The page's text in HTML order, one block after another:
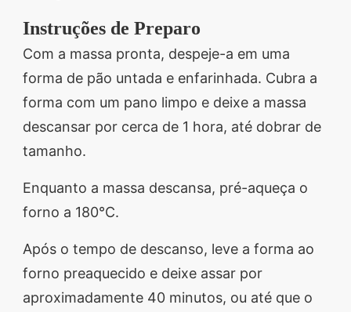
Instruções de Preparo
Com a massa pronta, despeje-a em uma
forma de pão untada e enfarinhada. Cubra a
forma com um pano limpo e deixe a massa
descansar por cerca de 1 hora, até dobrar de
tamanho.
Enquanto a massa descansa, pré-aqueça o
forno a 180°C.
Após o tempo de descanso, leve a forma ao
forno preaquecido e deixe assar por
aproximadamente 40 minutos, ou até que o